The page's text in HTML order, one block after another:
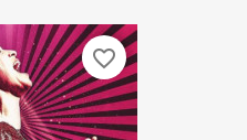
favorite_border